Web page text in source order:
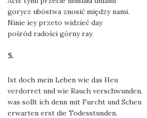
gorycz ubóstwa znosić między nami.
Ninie iey przeto widzieć day
pośród radości górny ray.
5.
Ist doch mein Leben wie das Heu
verdorret und wie Rauch verschwunden,
was sollt ich denn mit Furcht und Scheu
erwarten erst die Todesstunden.